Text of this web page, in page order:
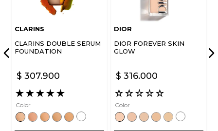
CLARINS
CLARINS DOUBLE SERUM
FOUNDATION
$ 307.900
★★★★★
Color
DIOR
DIOR FOREVER SKIN
GLOW
$ 316.000
☆☆☆☆☆
Color